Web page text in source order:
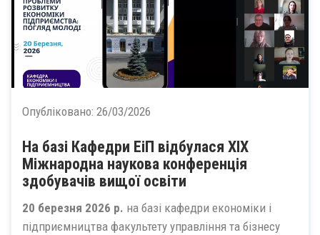
Опубліковано: 26/03/2026
На базі Кафедри ЕіП відбулася ХІХ
Міжнародна наукова конференція
здобувачів вищої освіти
20 березня 2026 р. на базі кафедри економіки і
підприємництва факультету управління та бізнесу